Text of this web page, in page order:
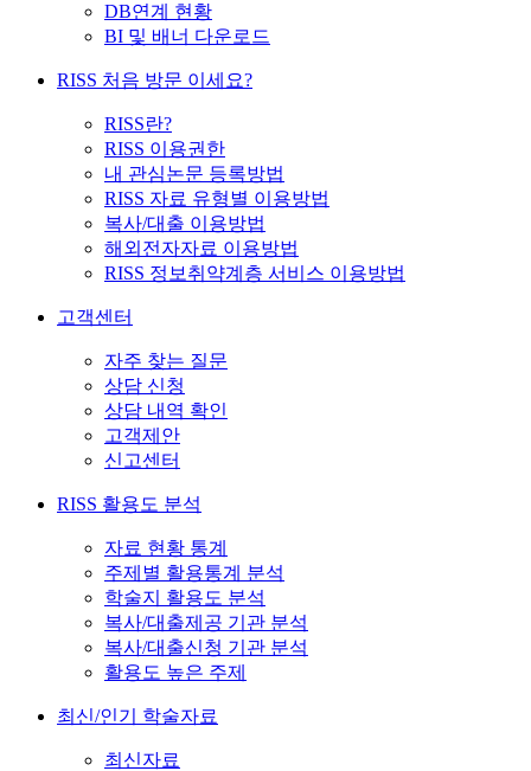
DB연계 현황
BI 및 배너 다운로드
RISS 처음 방문 이세요?
RISS란?
RISS 이용권한
내 관심논문 등록방법
RISS 자료 유형별 이용방법
복사/대출 이용방법
해외전자자료 이용방법
RISS 정보취약계층 서비스 이용방법
고객센터
자주 찾는 질문
상담 신청
상담 내역 확인
고객제안
신고센터
RISS 활용도 분석
자료 현황 통계
주제별 활용통계 분석
학술지 활용도 분석
복사/대출제공 기관 분석
복사/대출신청 기관 분석
활용도 높은 주제
최신/인기 학술자료
최신자료